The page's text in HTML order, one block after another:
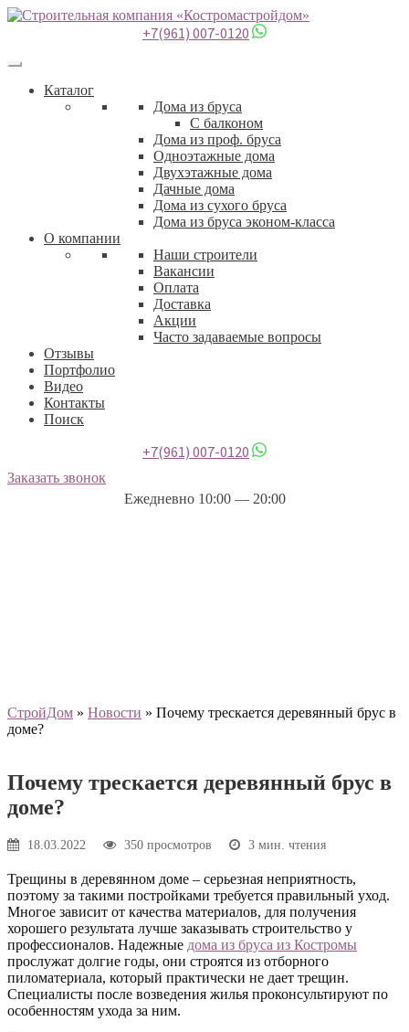
+7(961) 007-0120
Каталог
Дома из бруса
С балконом
Дома из проф. бруса
Одноэтажные дома
Двухэтажные дома
Дачные дома
Дома из сухого бруса
Дома из бруса эконом-класса
О компании
Наши строители
Вакансии
Оплата
Доставка
Акции
Часто задаваемые вопросы
Отзывы
Портфолио
Видео
Контакты
Поиск
+7(961) 007-0120
Заказать звонок
Ежедневно 10:00 — 20:00
СтройДом » Новости » Почему трескается деревянный брус в
доме?
Почему трескается деревянный брус в
доме?
18.03.2022 350 просмотров 3 мин. чтения
Трещины в деревянном доме – серьезная неприятность,
поэтому за такими постройками требуется правильный уход.
Многое зависит от качества материалов, для получения
хорошего результата лучше заказывать строительство у
профессионалов. Надежные дома из бруса из Костромы
прослужат долгие годы, они строятся из отборного
пиломатериала, который практически не дает трещин.
Специалисты после возведения жилья проконсультируют по
особенностям ухода за ним.